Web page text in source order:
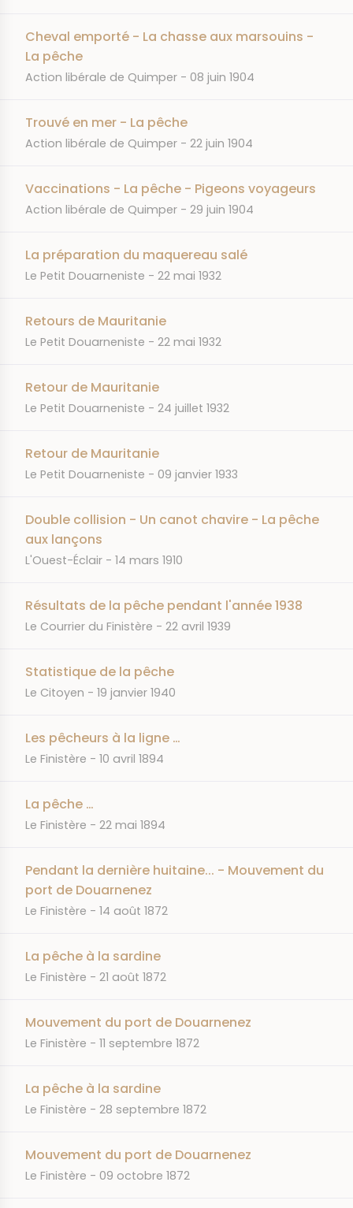
Cheval emporté - La chasse aux marsouins -
La pêche
JOURNAL
Action libérale de Quimper DATE
08 juin 1904
Trouvé en mer - La pêche
JOURNAL
Action libérale de Quimper DATE
22 juin 1904
Vaccinations - La pêche - Pigeons voyageurs
JOURNAL
Action libérale de Quimper DATE
29 juin 1904
La préparation du maquereau salé
JOURNAL
Le Petit Douarneniste DATE
22 mai 1932
Retours de Mauritanie
JOURNAL
Le Petit Douarneniste DATE
22 mai 1932
Retour de Mauritanie
JOURNAL
Le Petit Douarneniste DATE
24 juillet 1932
Retour de Mauritanie
JOURNAL
Le Petit Douarneniste DATE
09 janvier 1933
Double collision - Un canot chavire - La pêche
aux lançons
JOURNAL
L'Ouest-Éclair DATE
14 mars 1910
Résultats de la pêche pendant l'année 1938
JOURNAL
Le Courrier du Finistère DATE
22 avril 1939
Statistique de la pêche
JOURNAL
Le Citoyen DATE
19 janvier 1940
Les pêcheurs à la ligne …
JOURNAL
Le Finistère DATE
10 avril 1894
La pêche …
JOURNAL
Le Finistère DATE
22 mai 1894
Pendant la dernière huitaine... - Mouvement du
port de Douarnenez
JOURNAL
Le Finistère DATE
14 août 1872
La pêche à la sardine
JOURNAL
Le Finistère DATE
21 août 1872
Mouvement du port de Douarnenez
JOURNAL
Le Finistère DATE
11 septembre 1872
La pêche à la sardine
JOURNAL
Le Finistère DATE
28 septembre 1872
Mouvement du port de Douarnenez
JOURNAL
Le Finistère DATE
09 octobre 1872